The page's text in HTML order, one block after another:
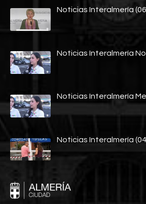
Noticias Interalmería
Noticias Interalmería
Noticias Interalmería
Noticias Interalmería